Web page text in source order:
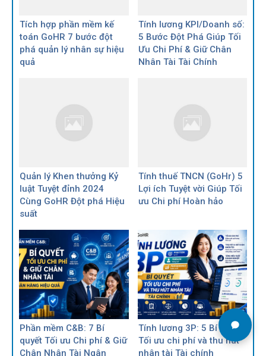
Tích hợp phần mềm kế
toán GoHR 7 bước đột
phá quản lý nhân sự hiệu
quả
Tính lương KPI/Doanh số:
5 Bước Đột Phá Giúp Tối
Ưu Chi Phí & Giữ Chân
Nhân Tài Tài Chính
Quản lý Khen thưởng Kỷ
luật Tuyệt đỉnh 2024
Cùng GoHR Đột phá Hiệu
suất
Tính thuế TNCN (GoHr) 5
Lợi ích Tuyệt vời Giúp Tối
ưu Chi phí Hoàn hảo
Phần mềm C&B: 7 Bí
quyết Tối ưu Chi phí & Giữ
Chân Nhân Tài Ngân
Tính lương 3P: 5 Bí quyết
Tối ưu chi phí và thu hút
nhân tài Tài chính